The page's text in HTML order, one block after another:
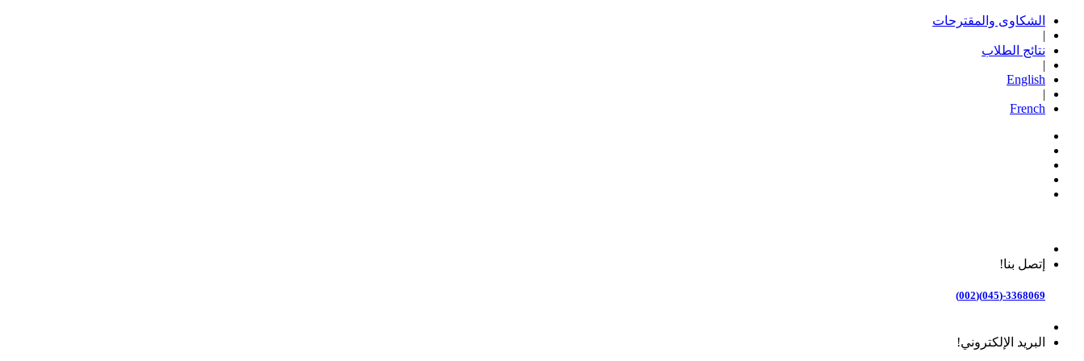
الشكاوى والمقترحات
|
نتائج الطلاب
|
English
|
French
إتصل بنا!
3368069-(045)(002)
البريد الإلكتروني!